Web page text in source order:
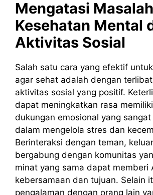
Mengatasi Masalah
Kesehatan Mental
Aktivitas Sosial
Salah satu cara yang efektif
agar sehat adalah dengan
aktivitas sosial yang positif.
dapat meningkatkan rasa
dukungan emosional yang
dalam mengelola stres dan
Berinteraksi dengan teman,
bergabung dengan komunitas
minat yang sama dapat memberi
kebersamaan dan tujuan. Selain
pengalaman dengan orang lain